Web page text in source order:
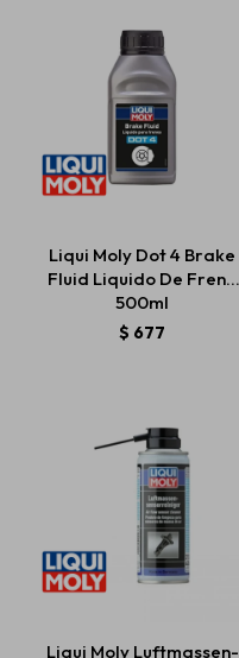
Liqui Moly Dot 4 Brake
Fluid Liquido De Freno
500ml
$ 677
Liqui Moly Luftmassen-